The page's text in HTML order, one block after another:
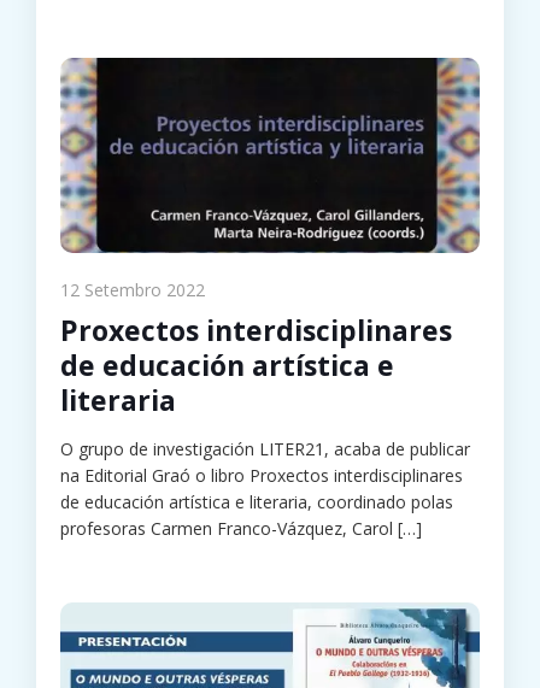
12 Setembro 2022
Proxectos interdisciplinares
de educación artística e
literaria
O grupo de investigación LITER21, acaba de publicar
na Editorial Graó o libro Proxectos interdisciplinares
de educación artística e literaria, coordinado polas
profesoras Carmen Franco-Vázquez, Carol […]